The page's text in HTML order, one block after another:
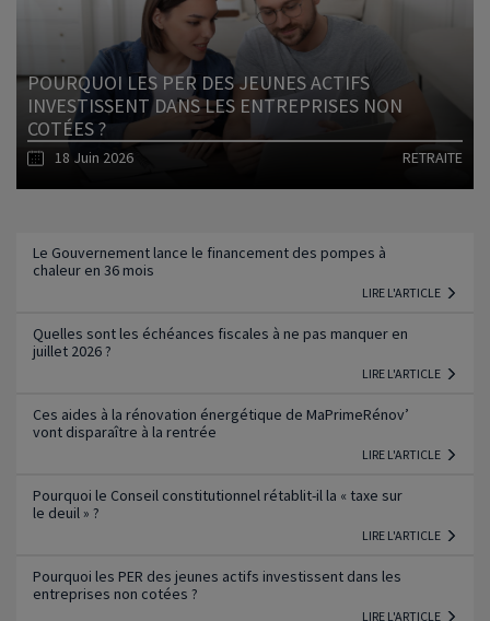
POURQUOI LES PER DES JEUNES ACTIFS
INVESTISSENT DANS LES ENTREPRISES NON
COTÉES ?
18 Juin 2026 RETRAITE
Le Gouvernement lance le financement des pompes à
chaleur en 36 mois
LIRE L'ARTICLE
Quelles sont les échéances fiscales à ne pas manquer en
juillet 2026 ?
LIRE L'ARTICLE
Ces aides à la rénovation énergétique de MaPrimeRénov’
vont disparaître à la rentrée
LIRE L'ARTICLE
Pourquoi le Conseil constitutionnel rétablit-il la « taxe sur
le deuil » ?
LIRE L'ARTICLE
Pourquoi les PER des jeunes actifs investissent dans les
entreprises non cotées ?
LIRE L'ARTICLE